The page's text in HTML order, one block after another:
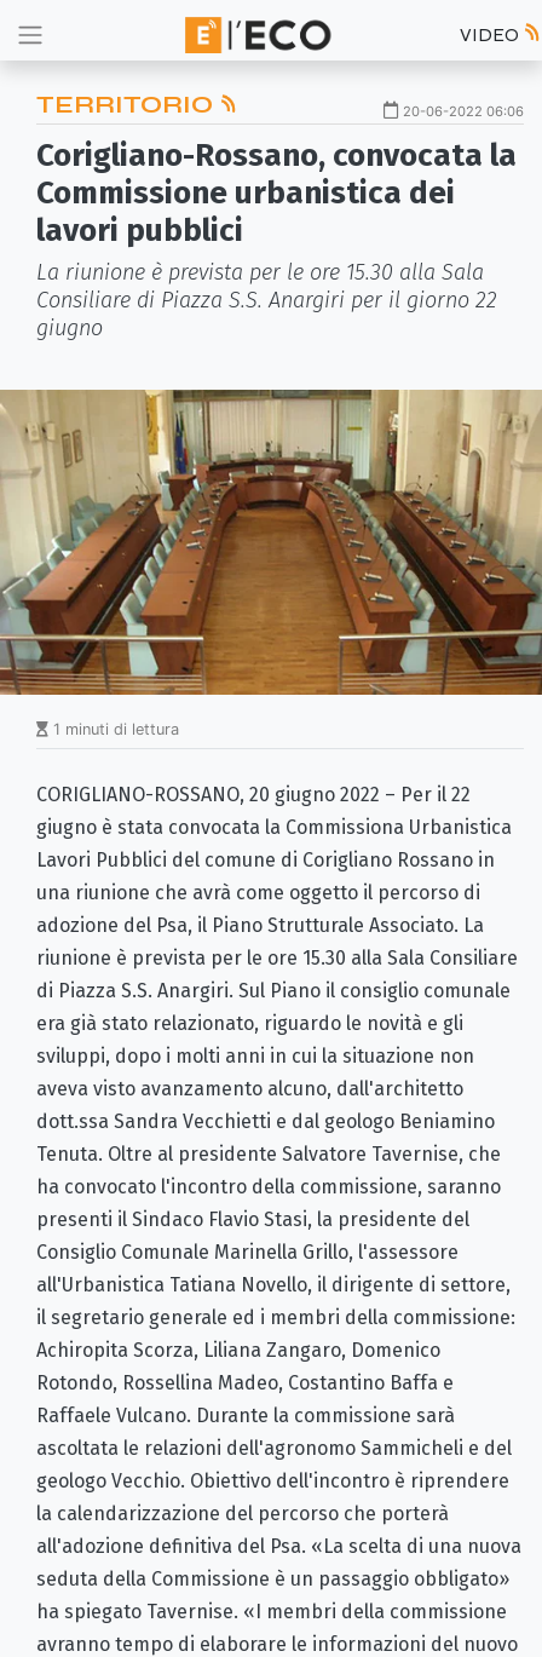
VIDEO
TERRITORIO 20-06-2022 06:06
Corigliano-Rossano, convocata la
Commissione urbanistica dei
lavori pubblici
La riunione è prevista per le ore 15.30 alla Sala
Consiliare di Piazza S.S. Anargiri per il giorno 22
giugno
1 minuti di lettura
CORIGLIANO-ROSSANO, 20 giugno 2022 – Per il 22
giugno è stata convocata la Commissiona Urbanistica
Lavori Pubblici del comune di Corigliano Rossano in
una riunione che avrà come oggetto il percorso di
adozione del Psa, il Piano Strutturale Associato. La
riunione è prevista per le ore 15.30 alla Sala Consiliare
di Piazza S.S. Anargiri. Sul Piano il consiglio comunale
era già stato relazionato, riguardo le novità e gli
sviluppi, dopo i molti anni in cui la situazione non
aveva visto avanzamento alcuno, dall'architetto
dott.ssa Sandra Vecchietti e dal geologo Beniamino
Tenuta. Oltre al presidente Salvatore Tavernise, che
ha convocato l'incontro della commissione, saranno
presenti il Sindaco Flavio Stasi, la presidente del
Consiglio Comunale Marinella Grillo, l'assessore
all'Urbanistica Tatiana Novello, il dirigente di settore,
il segretario generale ed i membri della commissione:
Achiropita Scorza, Liliana Zangaro, Domenico
Rotondo, Rossellina Madeo, Costantino Baffa e
Raffaele Vulcano. Durante la commissione sarà
ascoltata le relazioni dell'agronomo Sammicheli e del
geologo Vecchio. Obiettivo dell'incontro è riprendere
la calendarizzazione del percorso che porterà
all'adozione definitiva del Psa. «La scelta di una nuova
seduta della Commissione è un passaggio obbligato»
ha spiegato Tavernise. «I membri della commissione
avranno tempo di elaborare le informazioni del nuovo